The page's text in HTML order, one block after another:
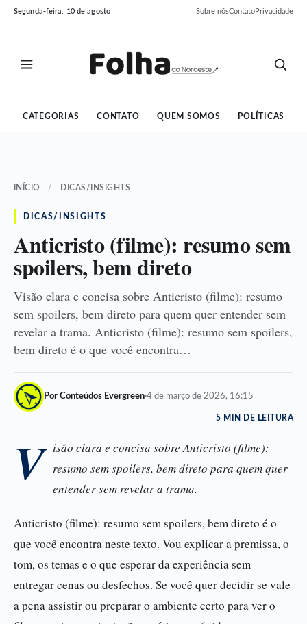
Pular
para
Pular
para
Segunda-feira, 10 de agosto Sobre nósContatoPrivacidade
CATEGORIAS CONTATO QUEM SOMOS POLÍTICAS
INÍCIO / DICAS/INSIGHTS
DICAS/INSIGHTS
Anticristo (filme): resumo sem
spoilers, bem direto
Visão clara e concisa sobre Anticristo (filme): resumo
sem spoilers, bem direto para quem quer entender sem
revelar a trama. Anticristo (filme): resumo sem spoilers,
bem direto é o que você encontra…
Por Conteúdos Evergreen·4 de março de 2026, 16:15
5 MIN DE LEITURA
V isão clara e concisa sobre Anticristo (filme):
resumo sem spoilers, bem direto para quem quer
entender sem revelar a trama.
Anticristo (filme): resumo sem spoilers, bem direto é o
que você encontra neste texto. Vou explicar a premissa, o
tom, os temas e o que esperar da experiência sem
entregar cenas ou desfechos. Se você quer decidir se vale
a pena assistir ou preparar o ambiente certo para ver o